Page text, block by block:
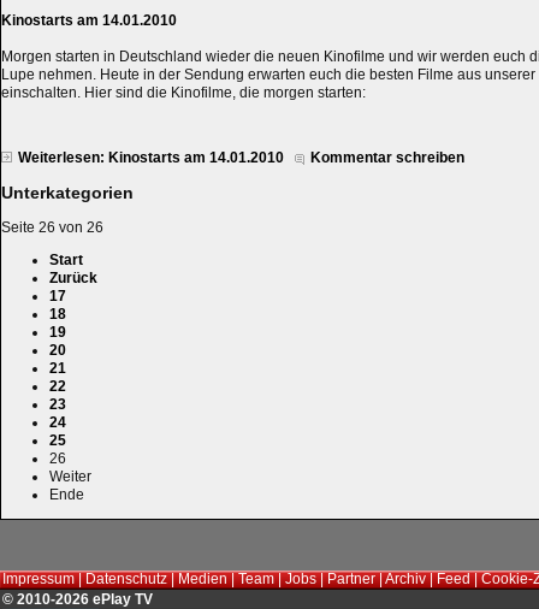
Kinostarts am 14.01.2010
Morgen starten in Deutschland wieder die neuen Kinofilme und wir werden euch
Lupe nehmen. Heute in der Sendung erwarten euch die besten Filme aus
einschalten. Hier sind die Kinofilme, die morgen starten:
Weiterlesen: Kinostarts am 14.01.2010 Kommentar schreiben
Unterkategorien
Seite 26 von 26
Start
Zurück
17
18
19
20
21
22
23
24
25
26
Weiter
Ende
Impressum|Datenschutz|Medien|Team|Jobs|Partner|Archiv|Feed|Cookie-
© 2010-2026 ePlay TV